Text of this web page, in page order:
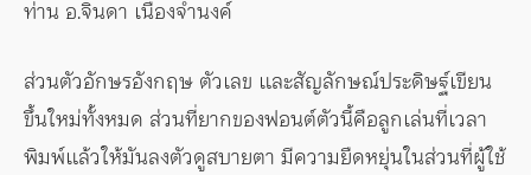
ท่าน อ.จินดา เนื่องจำนงค์
ส่วนตัวอักษรอังกฤษ ตัวเลข และสัญลักษณ์ประดิษฐ์เขียน
ขึ้นใหม่ทั้งหมด ส่วนที่ยากของฟอนต์ตัวนี้คือลูกเล่นที่เวลา
พิมพ์แล้วให้มันลงตัวดูสบายตา มีความยืดหยุ่นในส่วนที่ผู้ใช้